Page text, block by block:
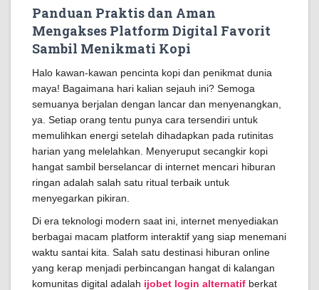
Panduan Praktis dan Aman
Mengakses Platform Digital Favorit
Sambil Menikmati Kopi
Halo kawan-kawan pencinta kopi dan penikmat dunia
maya! Bagaimana hari kalian sejauh ini? Semoga
semuanya berjalan dengan lancar dan menyenangkan,
ya. Setiap orang tentu punya cara tersendiri untuk
memulihkan energi setelah dihadapkan pada rutinitas
harian yang melelahkan. Menyeruput secangkir kopi
hangat sambil berselancar di internet mencari hiburan
ringan adalah salah satu ritual terbaik untuk
menyegarkan pikiran.
Di era teknologi modern saat ini, internet menyediakan
berbagai macam platform interaktif yang siap menemani
waktu santai kita. Salah satu destinasi hiburan online
yang kerap menjadi perbincangan hangat di kalangan
komunitas digital adalah ijobet login alternatif berkat